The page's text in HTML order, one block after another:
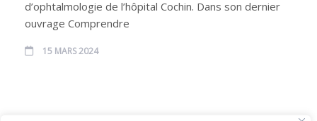
d’ophtalmologie de l’hôpital Cochin. Dans son dernier
ouvrage Comprendre
15 MARS 2024